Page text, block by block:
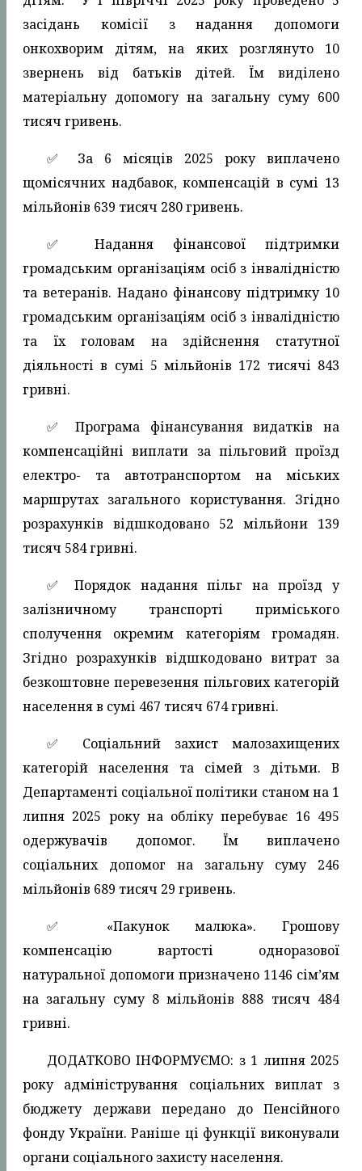
засідань комісії з надання допомоги
онкохворим дітям, на яких розглянуто 10
звернень від батьків дітей. Їм виділено
матеріальну допомогу на загальну суму 600
тисяч гривень.
✅️ За 6 місяців 2025 року виплачено
щомісячних надбавок, компенсацій в сумі 13
мільйонів 639 тисяч 280 гривень.
✅️ Надання фінансової підтримки
громадським організаціям осіб з інвалідністю
та ветеранів. Надано фінансову підтримку 10
громадським організаціям осіб з інвалідністю
та їх головам на здійснення статутної
діяльності в сумі 5 мільйонів 172 тисячі 843
гривні.
✅️ Програма фінансування видатків на
компенсаційні виплати за пільговий проїзд
електро- та автотранспортом на міських
маршрутах загального користування. Згідно
розрахунків відшкодовано 52 мільйони 139
тисяч 584 гривні.
✅️ Порядок надання пільг на проїзд у
залізничному транспорті приміського
сполучення окремим категоріям громадян.
Згідно розрахунків відшкодовано витрат за
безкоштовне перевезення пільгових категорій
населення в сумі 467 тисяч 674 гривні.
✅️ Соціальний захист малозахищених
категорій населення та сімей з дітьми. В
Департаменті соціальної політики станом на 1
липня 2025 року на обліку перебуває 16 495
одержувачів допомог. Їм виплачено
соціальних допомог на загальну суму 246
мільйонів 689 тисяч 29 гривень.
✅️ «Пакунок малюка». Грошову
компенсацію вартості одноразової
натуральної допомоги призначено 1146 сім’ям
на загальну суму 8 мільйонів 888 тисяч 484
гривні.
ДОДАТКОВО ІНФОРМУЄМО: з 1 липня 2025
року адміністрування соціальних виплат з
бюджету держави передано до Пенсійного
фонду України. Раніше ці функції виконували
органи соціального захисту населення.